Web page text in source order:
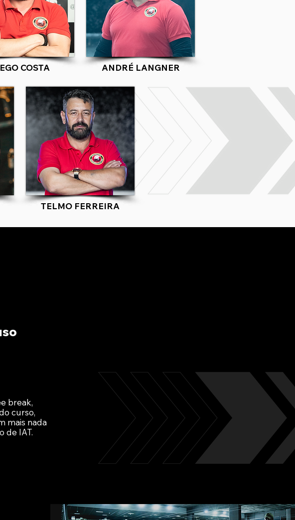
COSTA ANDRÉ LANGNER
TELMO FERREIRA
break,
curso,
mais nada
de IAT.